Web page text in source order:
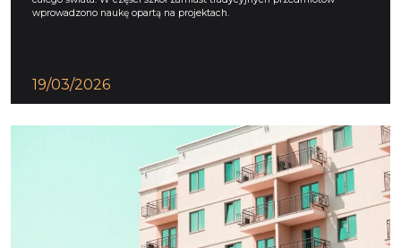
wprowadzono naukę opartą na projektach.
19/03/2026